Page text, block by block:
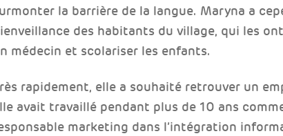
la barrière de la langue. Maryna a
des habitants du village, qui les
médecin et scolariser les enfants.
rapidement, elle a souhaité retrouver un
avait travaillé pendant plus de 10 ans
marketing dans l’intégration